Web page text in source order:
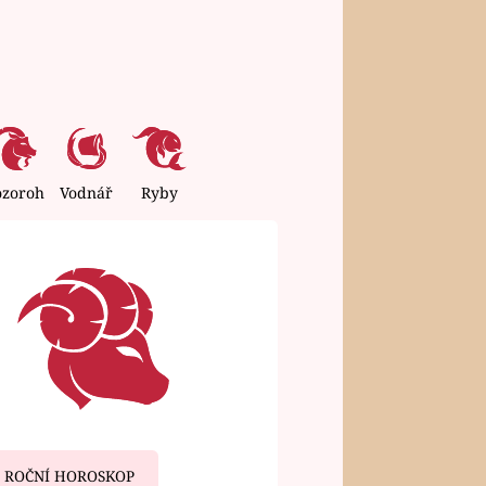
Vodnář Ryby
ROČNÍ HOROSKOP